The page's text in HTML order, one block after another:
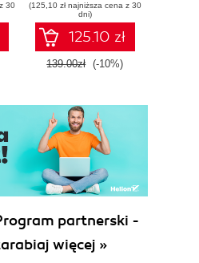
30
Tools, and
Microsoft Fabric -
Fourth Edition
(125,10 zł najniższa cena z 30
dni)
125.10 zł
139.00zł (-10%)
partnerski -
więcej »